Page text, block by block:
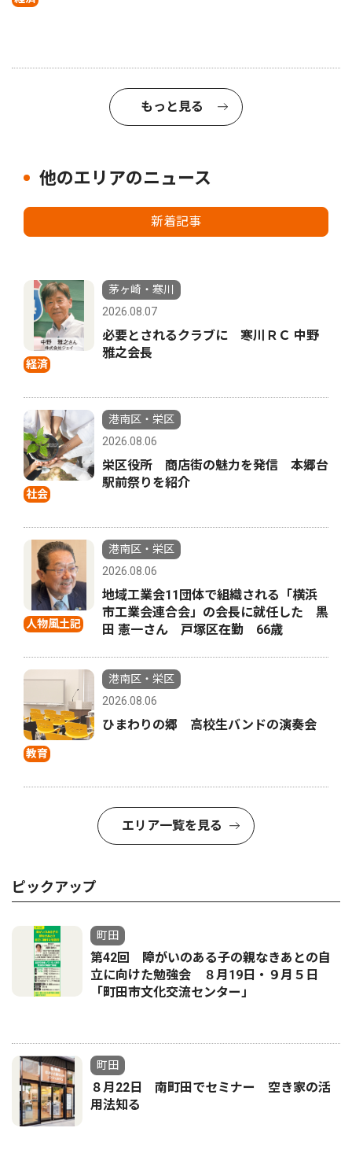
もっと見る
他のエリアのニュース
新着記事
経済
茅ヶ崎・寒川
2026.08.07
必要とされるクラブに 寒川ＲＣ 中野
雅之会長
社会
港南区・栄区
2026.08.06
栄区役所 商店街の魅力を発信 本郷台
駅前祭りを紹介
人物風土記
港南区・栄区
2026.08.06
地域工業会11団体で組織される「横浜
市工業会連合会」の会長に就任した 黒
田 憲一さん 戸塚区在勤 66歳
教育
港南区・栄区
2026.08.06
ひまわりの郷 高校生バンドの演奏会
エリア一覧を見る
ピックアップ
町田
第42回 障がいのある子の親なきあとの自
立に向けた勉強会 ８月19日・９月５日
「町田市文化交流センター」
町田
８月22日 南町田でセミナー 空き家の活
用法知る